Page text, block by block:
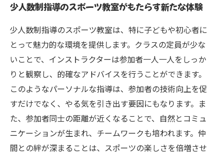
「できた！」の瞬間が増える理由：少人数制指
導のメリット
子どもや初心者向けプログラムの設計と効果を
探る
少人数制のスポーツ教室で見つける、個の成長
とチームワーク
少人数制指導のスポーツ教室がもたらす新たな体験
少人数制指導のスポーツ教室は、特に子どもや初心者に
とって魅力的な環境を提供します。クラスの定員が少な
いことで、インストラクターは参加者一人一人をしっか
りと観察し、的確なアドバイスを行うことができます。
このようなパーソナルな指導は、参加者の技術向上を促
すだけでなく、やる気を引き出す要因にもなります。ま
た、参加者同士の距離が近くなることで、自然とコミュ
ニケーションが生まれ、チームワークも培われます。仲
間との絆が深まることは、スポーツの楽しさを倍増させ